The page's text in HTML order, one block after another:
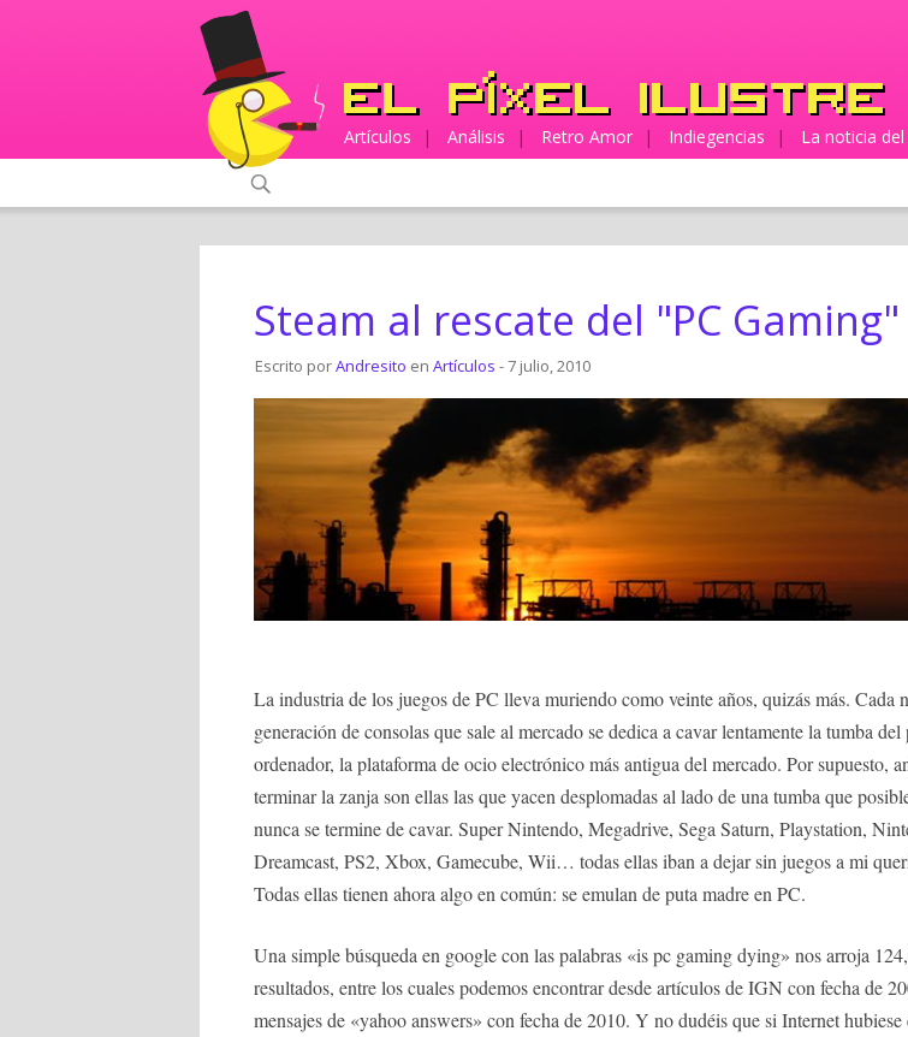
Artículos | Análisis | Retro Amor | Indiegencias | La noticia del
Steam al rescate del "PC Gaming"
Escrito porAndresito en Artículos - 7 julio, 2010
La industria de los juegos de PC lleva muriendo como veinte años, quizás más. Cada
generación de consolas que sale al mercado se dedica a cavar lentamente la tumba del
ordenador, la plataforma de ocio electrónico más antigua del mercado. Por supuesto,
terminar la zanja son ellas las que yacen desplomadas al lado de una tumba que
nunca se termine de cavar. Super Nintendo, Megadrive, Sega Saturn, Playstation,
Dreamcast, PS2, Xbox, Gamecube, Wii… todas ellas iban a dejar sin juegos a mi
Todas ellas tienen ahora algo en común: se emulan de puta madre en PC.
Una simple búsqueda en google con las palabras «is pc gaming dying» nos arroja
resultados, entre los cuales podemos encontrar desde artículos de IGN con fecha de
mensajes de «yahoo answers» con fecha de 2010. Y no dudéis que si Internet